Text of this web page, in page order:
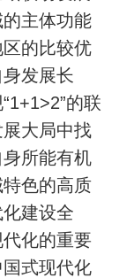
主体功能
的比较优
发展长
的联
大局中找
所能有机
色的高质
建设全
化的重要
式现代化